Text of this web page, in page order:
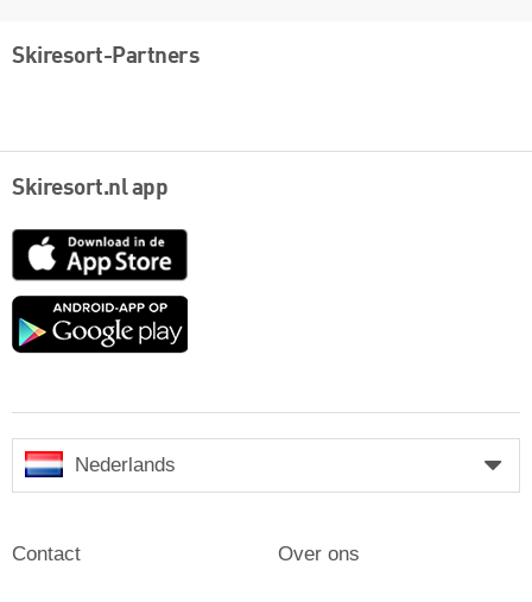
Skiresort-Partners
Skiresort.nl app
App
Google
Nederlands
Contact Over ons